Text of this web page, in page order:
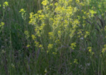
Zum
Inhalt
springen